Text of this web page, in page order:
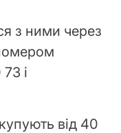
з ними через
і
від 40